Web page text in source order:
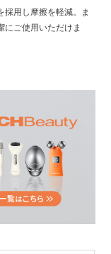
採用し摩擦を軽減。ま
にご使用いただけま